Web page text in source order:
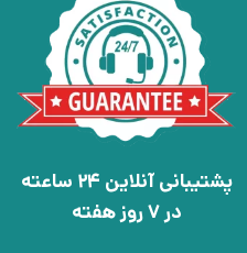
پشتیبانی آنلاین 24 ساعته
در 7 روز هفته